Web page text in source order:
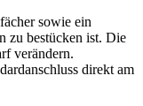
sowie ein
zu bestücken ist. Die
verändern.
direkt am